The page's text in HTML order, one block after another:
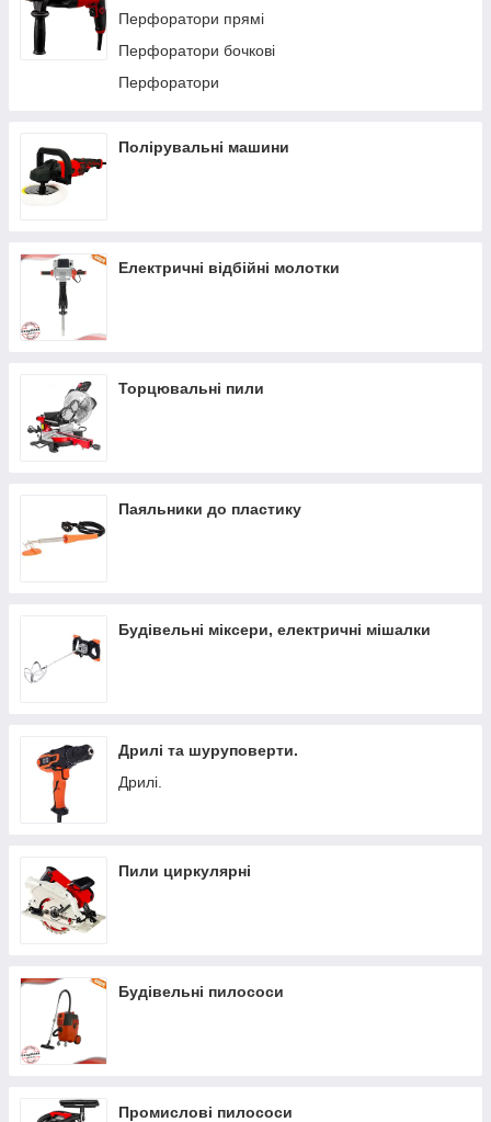
Перфоратори прямі
Перфоратори бочкові
Перфоратори
Полірувальні машини
Електричні відбійні молотки
Торцювальні пили
Паяльники до пластику
Будівельні міксери, електричні мішалки
Дрилі та шуруповерти.
Дрилі.
Пили циркулярні
Будівельні пилососи
Промислові пилососи